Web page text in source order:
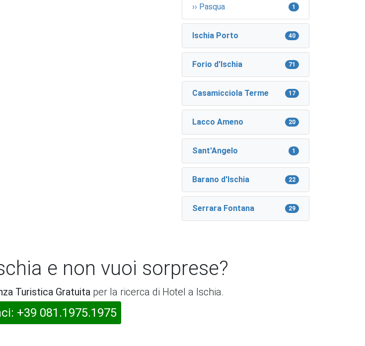
›› Pasqua 1
Ischia Porto 40
Forio d'Ischia 71
Casamicciola Terme 17
Lacco Ameno 20
Sant'Angelo 1
Barano d'Ischia 22
Serrara Fontana 29
e non vuoi sorprese?
Turistica Gratuitaper la ricerca di Hotel a Ischia.
+39 081.1975.1975